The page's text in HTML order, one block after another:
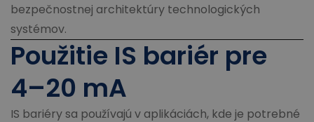
bezpečnostnej architektúry technologických
systémov.
Použitie IS bariér pre
4–20 mA
IS bariéry sa používajú v aplikáciách, kde je potrebné